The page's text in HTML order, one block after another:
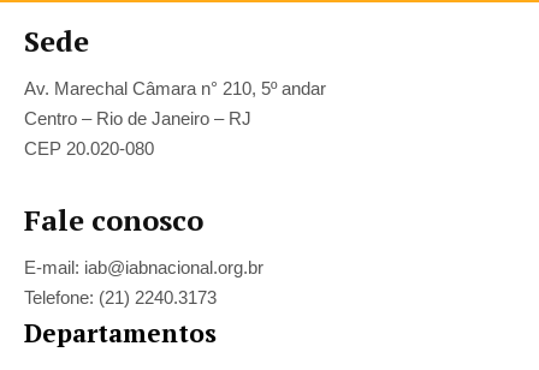
Sede
Av. Marechal Câmara n° 210, 5º andar
Centro – Rio de Janeiro – RJ
CEP 20.020-080
Fale conosco
E-mail: iab@iabnacional.org.br
Telefone: (21) 2240.3173
Departamentos